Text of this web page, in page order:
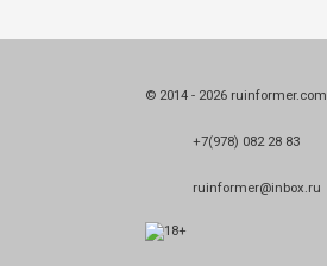
© 2014 - 2026 ruinformer.com
+7(978) 082 28 83
ruinformer@inbox.ru